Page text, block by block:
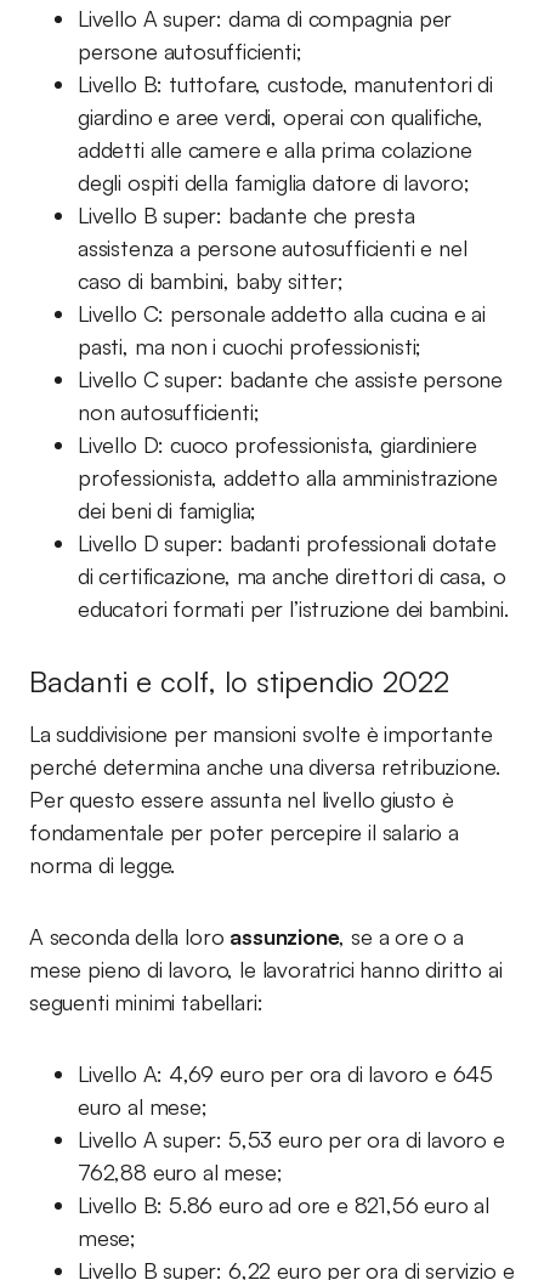
Livello A super: dama di compagnia per
persone autosufficienti;
Livello B: tuttofare, custode, manutentori di
giardino e aree verdi, operai con qualifiche,
addetti alle camere e alla prima colazione
degli ospiti della famiglia datore di lavoro;
Livello B super: badante che presta
assistenza a persone autosufficienti e nel
caso di bambini, baby sitter;
Livello C: personale addetto alla cucina e ai
pasti, ma non i cuochi professionisti;
Livello C super: badante che assiste persone
non autosufficienti;
Livello D: cuoco professionista, giardiniere
professionista, addetto alla amministrazione
dei beni di famiglia;
Livello D super: badanti professionali dotate
di certificazione, ma anche direttori di casa, o
educatori formati per l’istruzione dei bambini.
Badanti e colf, lo stipendio 2022
La suddivisione per mansioni svolte è importante
perché determina anche una diversa retribuzione.
Per questo essere assunta nel livello giusto è
fondamentale per poter percepire il salario a
norma di legge.
A seconda della loro assunzione, se a ore o a
mese pieno di lavoro, le lavoratrici hanno diritto ai
seguenti minimi tabellari:
Livello A: 4,69 euro per ora di lavoro e 645
euro al mese;
Livello A super: 5,53 euro per ora di lavoro e
762,88 euro al mese;
Livello B: 5.86 euro ad ore e 821,56 euro al
mese;
Livello B super: 6,22 euro per ora di servizio e